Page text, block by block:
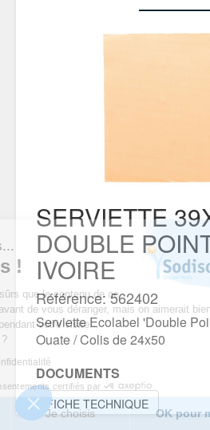
nous...
!
d’être sûrs que le contenu de ce
avant de vous déranger, mais on
pendant votre visite...
vous ?
de confidentialité
Consentements certifiés par
Je choisis
SERVIETTE
DOUBLE
IVOIRE
Référence: 562402
Serviette Ecolabel 'Double
Ouate / Colis de 24x50
DOCUMENTS
FICHE TECHNIQUE